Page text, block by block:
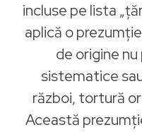
incluse pe lista
aplică o
de origine
sistematice
război, tortură
Această